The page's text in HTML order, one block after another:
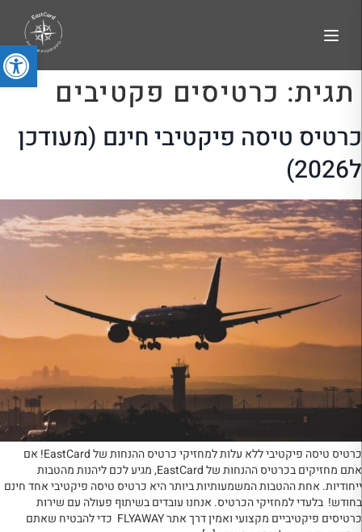
פתח
תגית: כרטיסים פקטיבים
כרטיס טיסה פיקטיבי חינם (מעודכן
ל2026)
כרטיס טיסה פיקטיבי ללא עלות למחזיקי כרטיס ההנחות של EastCard! אם
אתם מחזיקים בכרטיס ההנחות של EastCard, מגיע לכם ליהנות מהטבות
ייחודיות. אחת ההטבות המשמעותיות ביותר היא כרטיס טיסה פיקטיבי אחד חינם
בחודש! בלעדי למחזיקי הכרטיס. אנחנו עובדים בשיתוף פעולה עם שירות
כרטיסים פיקטיביים מקצועי ואמין דרך אתר FLYAWAY כדי להבטיח שאתם